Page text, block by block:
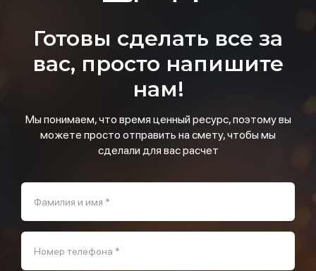
Готовы сделать все за
вас, просто напишите
нам!
Мы понимаем, что время ценный ресурс, поэтому вы
можете просто отправить на смету, чтобы мы
сделали для вас расчет
Фамилия и имя *
Номер телефона *